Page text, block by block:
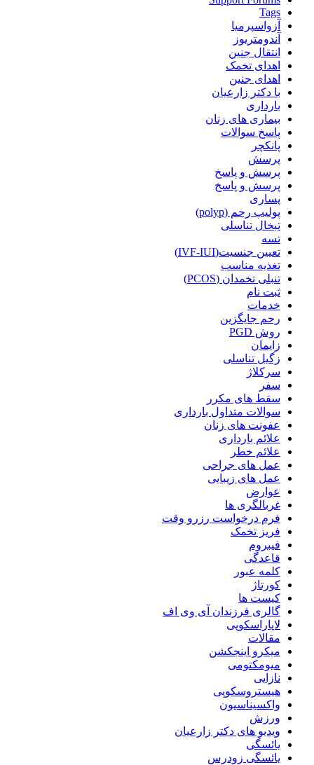
Tags
آزواسپرمیا
آندومتریوز
انتقال جنین
اهدای تخمک
اهدای جنین
با دکتر زارعیان
بارداری
بیماری های زنان
پاسخ سوالات
پانکچر
پرسش
پرسش و پاسخ
پرسش و پاسخ
پساری
پولیپ رحم (polyp)
تبخال تناسلی
تسه
تعیین جنسیت(IVF-IUI)
تغذیه مناسب
تنبلی تخمدان (PCOS)
ثبت نام
خدمات
رحم جایگزین
روش PGD
زایمان
زگیل تناسلی
سرکلاژ
سفر
سقط های مکرر
سوالات متداول بارداری
عفونت های زنان
علائم بارداری
علائم خطر
عمل های جراحی
عمل های زیبایی
عوارض
غربالگری ها
فرم درخواست رزرو وقت
فریز تخمک
فیبروم
قاعدگی
کلمه عبور
کورتاژ
کیست ها
گالری فرزندان آی وی اف
لاپاراسکوپی
مقالات
میکرو اینجکشن
میومکتومی
نازایی
هیستروسکوپی
واکسیناسیون
ورزش
ویدیو های دکتر زارعیان
یائسگی
یائسگی زودرس